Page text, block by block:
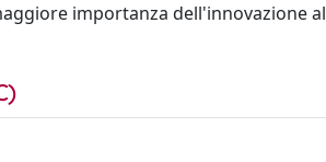
importanza dell'innovazione